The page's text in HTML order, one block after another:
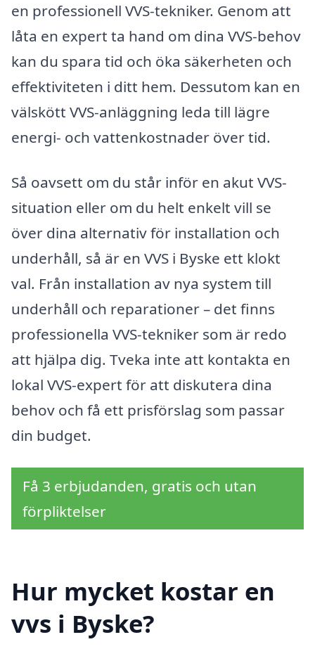
en professionell VVS-tekniker. Genom att
låta en expert ta hand om dina VVS-behov
kan du spara tid och öka säkerheten och
effektiviteten i ditt hem. Dessutom kan en
välskött VVS-anläggning leda till lägre
energi- och vattenkostnader över tid.
Så oavsett om du står inför en akut VVS-
situation eller om du helt enkelt vill se
över dina alternativ för installation och
underhåll, så är en VVS i Byske ett klokt
val. Från installation av nya system till
underhåll och reparationer – det finns
professionella VVS-tekniker som är redo
att hjälpa dig. Tveka inte att kontakta en
lokal VVS-expert för att diskutera dina
behov och få ett prisförslag som passar
din budget.
Få 3 erbjudanden, gratis och utan
förpliktelser
Hur mycket kostar en
vvs i Byske?